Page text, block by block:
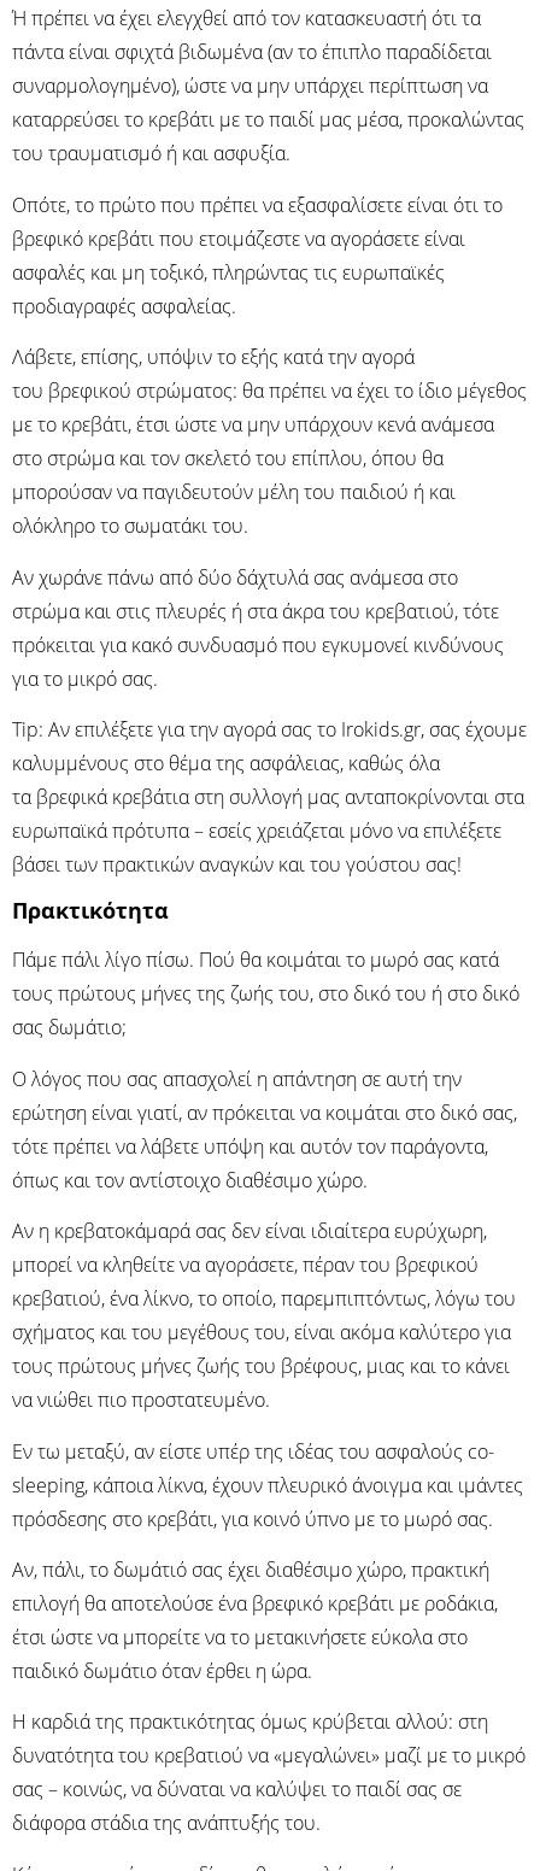
Ή πρέπει να έχει ελεγχθεί από τον κατασκευαστή ότι τα
πάντα είναι σφιχτά βιδωμένα (αν το έπιπλο παραδίδεται
συναρμολογημένο), ώστε να μην υπάρχει περίπτωση να
καταρρεύσει το κρεβάτι με το παιδί μας μέσα, προκαλώντας
του τραυματισμό ή και ασφυξία.
Οπότε, το πρώτο που πρέπει να εξασφαλίσετε είναι ότι το
βρεφικό κρεβάτι που ετοιμάζεστε να αγοράσετε είναι
ασφαλές και μη τοξικό, πληρώντας τις ευρωπαϊκές
προδιαγραφές ασφαλείας.
Λάβετε, επίσης, υπόψιν το εξής κατά την αγορά
του βρεφικού στρώματος: θα πρέπει να έχει το ίδιο μέγεθος
με το κρεβάτι, έτσι ώστε να μην υπάρχουν κενά ανάμεσα
στο στρώμα και τον σκελετό του επίπλου, όπου θα
μπορούσαν να παγιδευτούν μέλη του παιδιού ή και
ολόκληρο το σωματάκι του.
Αν χωράνε πάνω από δύο δάχτυλά σας ανάμεσα στο
στρώμα και στις πλευρές ή στα άκρα του κρεβατιού, τότε
πρόκειται για κακό συνδυασμό που εγκυμονεί κινδύνους
για το μικρό σας.
Tip: Αν επιλέξετε για την αγορά σας το Irokids.gr, σας έχουμε
καλυμμένους στο θέμα της ασφάλειας, καθώς όλα
τα βρεφικά κρεβάτια στη συλλογή μας ανταποκρίνονται στα
ευρωπαϊκά πρότυπα – εσείς χρειάζεται μόνο να επιλέξετε
βάσει των πρακτικών αναγκών και του γούστου σας!
Πρακτικότητα
Πάμε πάλι λίγο πίσω. Πού θα κοιμάται το μωρό σας κατά
τους πρώτους μήνες της ζωής του, στο δικό του ή στο δικό
σας δωμάτιο;
Ο λόγος που σας απασχολεί η απάντηση σε αυτή την
ερώτηση είναι γιατί, αν πρόκειται να κοιμάται στο δικό σας,
τότε πρέπει να λάβετε υπόψη και αυτόν τον παράγοντα,
όπως και τον αντίστοιχο διαθέσιμο χώρο.
Αν η κρεβατοκάμαρά σας δεν είναι ιδιαίτερα ευρύχωρη,
μπορεί να κληθείτε να αγοράσετε, πέραν του βρεφικού
κρεβατιού, ένα λίκνο, το οποίο, παρεμπιπτόντως, λόγω του
σχήματος και του μεγέθους του, είναι ακόμα καλύτερο για
τους πρώτους μήνες ζωής του βρέφους, μιας και το κάνει
να νιώθει πιο προστατευμένο.
Εν τω μεταξύ, αν είστε υπέρ της ιδέας του ασφαλούς co-
sleeping, κάποια λίκνα, έχουν πλευρικό άνοιγμα και ιμάντες
πρόσδεσης στο κρεβάτι, για κοινό ύπνο με το μωρό σας.
Αν, πάλι, το δωμάτιό σας έχει διαθέσιμο χώρο, πρακτική
επιλογή θα αποτελούσε ένα βρεφικό κρεβάτι με ροδάκια,
έτσι ώστε να μπορείτε να το μετακινήσετε εύκολα στο
παιδικό δωμάτιο όταν έρθει η ώρα.
Η καρδιά της πρακτικότητας όμως κρύβεται αλλού: στη
δυνατότητα του κρεβατιού να «μεγαλώνει» μαζί με το μικρό
σας – κοινώς, να δύναται να καλύψει το παιδί σας σε
διάφορα στάδια της ανάπτυξής του.